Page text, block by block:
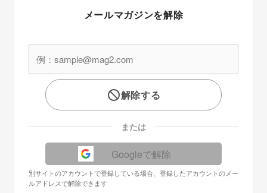
メールマガジンを解除
解除する
または
Googleで解除
別サイトのアカウントで登録している場合、登録したアカウントのメー
ルアドレスで解除できます